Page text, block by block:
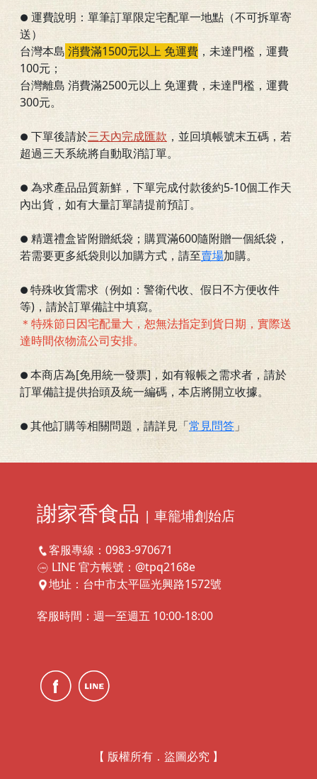
● 運費說明：單筆訂單限定宅配單一地點（不可拆單寄
送）
台灣本島 消費滿1500元以上 免運費 ， 未達門檻 ，運費
100元；
台灣離島 消費滿2500元以上 免運費，未達門檻，運費
300元。
● 下單後請於三天內完成匯款 ，並回填帳號末五碼，若
超過三天系統將自動取消訂單。
● 為求產品品質新鮮，下單完成付款後約5-10個工作天
內出貨，如有大量訂單請提前預訂。
● 精選禮盒皆附贈紙袋；購買滿600隨附贈一個紙袋，
若需要更多紙袋則以加購方式，請至賣場加購。
● 特殊收貨需求（例如：警衛代收、假日不方便收件
等)，請於訂單備註中填寫。
＊特殊節日因宅配量大，恕無法指定到貨日期，實際送
達時間依物流公司安排。
● 本商店為[免用統一發票]，如有報帳之需求者，請於
訂單備註提供抬頭及統一編碼，本店將開立收據。
● 其他訂購等相關問題，請詳見「常見問答 」
謝家香食品 | 車籠埔創始店
客服專線：0983-970671
LINE 官方帳號：@tpq2168e
地址：台中市太平區光興路1572號
客服時間：週一至週五 10:00-18:00
【 版權所有．盜圖必究 】